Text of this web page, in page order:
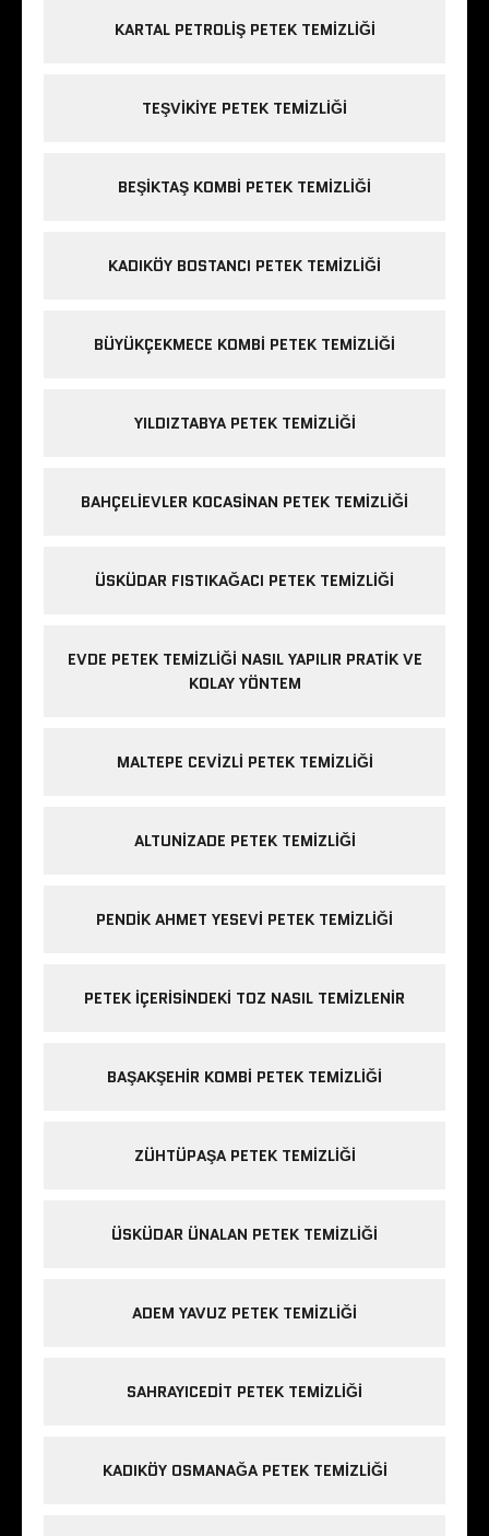
KARTAL PETROLIŞ PETEK TEMIZLIĞI
TEŞVIKIYE PETEK TEMIZLIĞI
BEŞIKTAŞ KOMBI PETEK TEMIZLIĞI
KADIKÖY BOSTANCI PETEK TEMIZLIĞI
BÜYÜKÇEKMECE KOMBI PETEK TEMIZLIĞI
YILDIZTABYA PETEK TEMIZLIĞI
BAHÇELIEVLER KOCASINAN PETEK TEMIZLIĞI
ÜSKÜDAR FISTIKAĞACI PETEK TEMIZLIĞI
EVDE PETEK TEMIZLIĞI NASIL YAPILIR PRATIK VE
KOLAY YÖNTEM
MALTEPE CEVIZLI PETEK TEMIZLIĞI
ALTUNIZADE PETEK TEMIZLIĞI
PENDIK AHMET YESEVI PETEK TEMIZLIĞI
PETEK IÇERISINDEKI TOZ NASIL TEMIZLENIR
BAŞAKŞEHIR KOMBI PETEK TEMIZLIĞI
ZÜHTÜPAŞA PETEK TEMIZLIĞI
ÜSKÜDAR ÜNALAN PETEK TEMIZLIĞI
ADEM YAVUZ PETEK TEMIZLIĞI
SAHRAYICEDIT PETEK TEMIZLIĞI
KADIKÖY OSMANAĞA PETEK TEMIZLIĞI